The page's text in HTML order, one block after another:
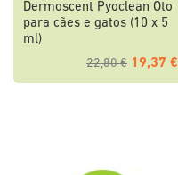
Dermoscent Pyoclean Oto
para cães e gatos (10 x 5
ml)
22,80 € 19,37 €